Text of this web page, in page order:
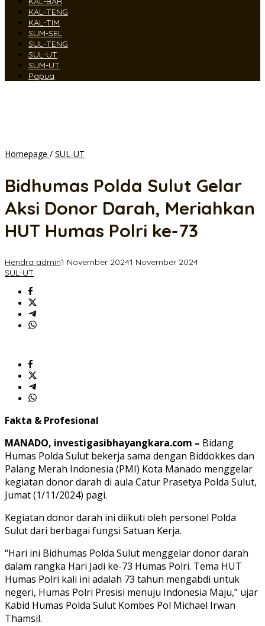
KAL-TENG
KAL-TIM
SUM-SEL
SUL-TENG
SUL-UT
SUM-UT
Papua
Homepage / SUL-UT
Gelar
Donor
Meriahkan
Polri
Bidhumas Polda Sulut Gelar
Aksi Donor Darah, Meriahkan
HUT Humas Polri ke-73
Hendra admin1 November 20241 November 2024
SUL-UT
Fakta & Profesional
MANADO, investigasibhayangkara.com – Bidang
Humas Polda Sulut bekerja sama dengan Biddokkes dan
Palang Merah Indonesia (PMI) Kota Manado menggelar
kegiatan donor darah di aula Catur Prasetya Polda Sulut,
Jumat (1/11/2024) pagi.
Kegiatan donor darah ini diikuti oleh personel Polda
Sulut dari berbagai fungsi Satuan Kerja.
“Hari ini Bidhumas Polda Sulut menggelar donor darah
dalam rangka Hari Jadi ke-73 Humas Polri. Tema HUT
Humas Polri kali ini adalah 73 tahun mengabdi untuk
negeri, Humas Polri Presisi menuju Indonesia Maju,” ujar
Kabid Humas Polda Sulut Kombes Pol Michael Irwan
Thamsil.